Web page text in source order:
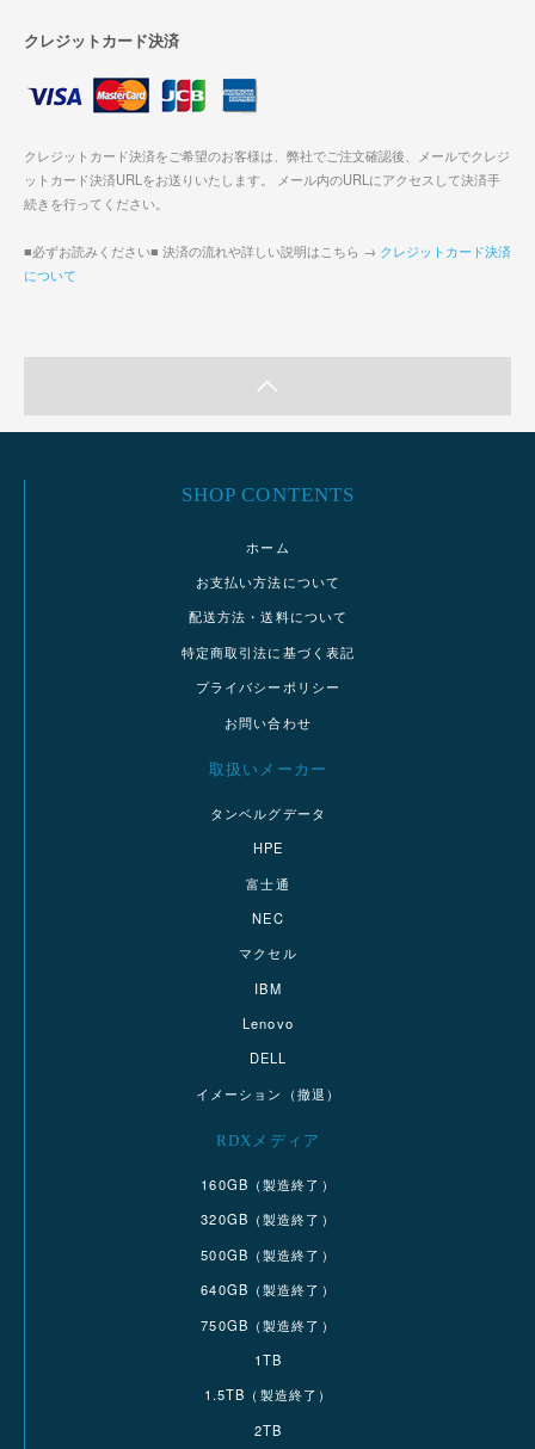
クレジットカード決済
クレジットカード決済をご希望のお客様は、弊社でご注文確認後、メールでクレジ
ットカード決済URLをお送りいたします。 メール内のURLにアクセスして決済手
続きを行ってください。
■必ずお読みください■ 決済の流れや詳しい説明はこちら → クレジットカード決済
について
SHOP CONTENTS
ホーム
お支払い方法について
配送方法・送料について
特定商取引法に基づく表記
プライバシーポリシー
お問い合わせ
取扱いメーカー
タンベルグデータ
HPE
富士通
NEC
マクセル
IBM
Lenovo
DELL
イメーション（撤退）
RDXメディア
160GB（製造終了）
320GB（製造終了）
500GB（製造終了）
640GB（製造終了）
750GB（製造終了）
1TB
1.5TB（製造終了）
2TB